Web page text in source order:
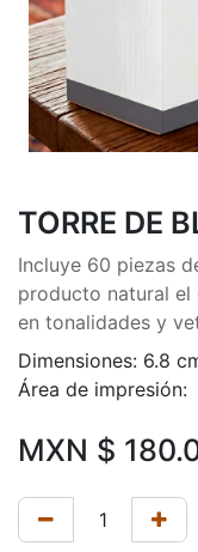
TORRE DE
Incluye 60 piezas
producto natural el
en tonalidades y
Dimensiones: 6.8
Área de impresión:
MXN $